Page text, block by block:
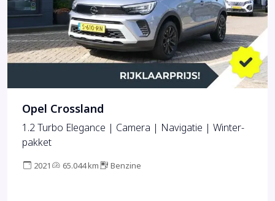
Opel Crossland
1.2 Turbo Elegance | Camera | Navigatie | Winter-
pakket
2021 65.044 km Benzine